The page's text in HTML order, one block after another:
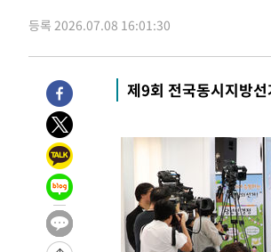
19분 전 >[속보]원·달러 환율, 7.7원 내린
21분 전 >[속보] 노원서 40.1도 관측…서울,
1시간 전 >
[속보]종합특검, '계엄 수용공간 확
1시간 전 >
1시간 전 >
11시간 압수수색에 성접대 파문
1시간 전 >
[속보]규제합리화위원회 부위원장
후임
-23721초 전 >
이강인, 폭염 속 AT마드리드
-20860초 전 >
미 사업체 일자리, 7월에 2.3
하향수정 (2보)
-20308초 전 >
[속보] 미 사업체, 일자리 7월
등록 2026.07.08 16:01:30
제9회 전국동시지방